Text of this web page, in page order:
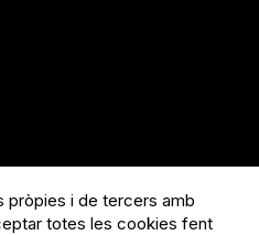
pròpies i de tercers amb
totes les cookies fent